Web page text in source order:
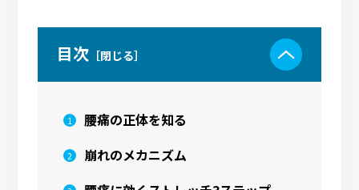
⽬次
腰痛の正体を知る
崩れのメカニズム